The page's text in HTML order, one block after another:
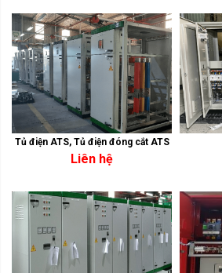
Tủ điện ATS, Tủ điện đóng cắt ATS
Liên hệ